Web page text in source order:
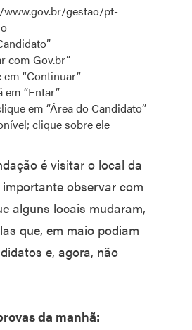
gestao/pt-
com Gov.br”
“Continuar”
em “Entar”
em “Área do Candidato”
clique sobre ele
é visitar o local da
observar com
alguns locais mudaram,
que, em maio podiam
e, agora, não
da manhã: